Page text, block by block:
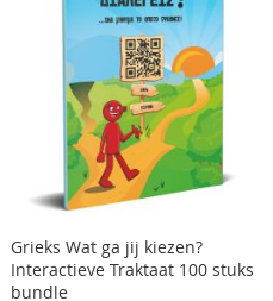
Grieks Wat ga jij kiezen?
Interactieve Traktaat 100 stuks
bundle